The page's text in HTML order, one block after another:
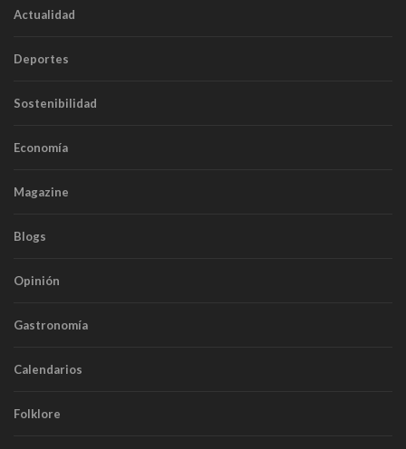
Actualidad
Deportes
Sostenibilidad
Economía
Magazine
Blogs
Opinión
Gastronomía
Calendarios
Folklore